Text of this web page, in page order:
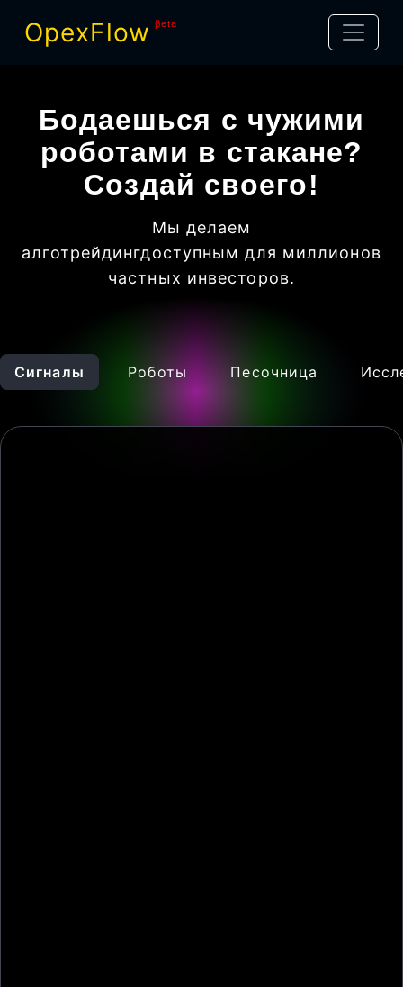
OpexFlow βeta
Бодаешься с чужими
роботами в стакане?
Создай своего!
Мы делаем
алготрейдингдоступным для миллионов
частных инвесторов.
Сигналы Роботы Песочница